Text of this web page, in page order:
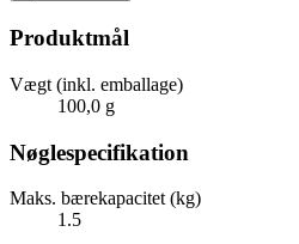
Produktmål
Vægt (inkl. emballage)
100,0 g
Nøglespecifikation
Maks. bærekapacitet (kg)
1.5